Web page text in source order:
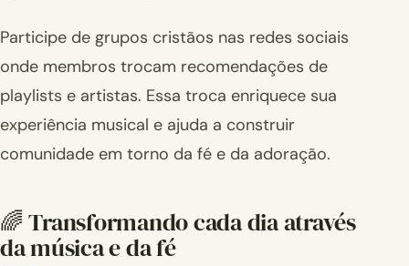
Participe de grupos cristãos nas redes sociais
onde membros trocam recomendações de
playlists e artistas. Essa troca enriquece sua
experiência musical e ajuda a construir
comunidade em torno da fé e da adoração.
🌈 Transformando cada dia através
da música e da fé